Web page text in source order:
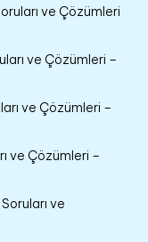
ve Çözümleri
ve Çözümleri –
ve Çözümleri –
ve Çözümleri –
ve